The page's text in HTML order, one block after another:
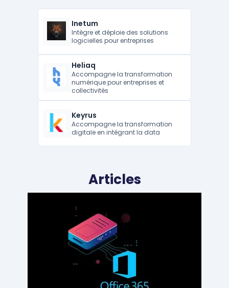
Inetum
Intègre et déploie des solutions
logicielles pour entreprises
Heliaq
Accompagne la transformation
numérique pour entreprises et
collectivités
Keyrus
Accompagne la transformation
digitale en intégrant la data
Articles